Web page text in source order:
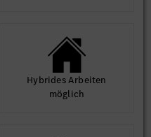
Hybrides Arbeiten
möglich